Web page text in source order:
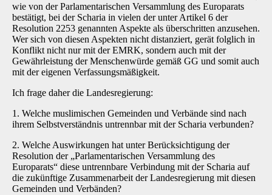
wie von der Parlamentarischen Versammlung des Europarats
bestätigt, bei der Scharia in vielen der unter Artikel 6 der
Resolution 2253 genannten Aspekte als überschritten anzusehen.
Wer sich von diesen Aspekten nicht distanziert, gerät folglich in
Konflikt nicht nur mit der EMRK, sondern auch mit der
Gewährleistung der Menschenwürde gemäß GG und somit auch
mit der eigenen Verfassungsmäßigkeit.
Ich frage daher die Landesregierung:
1. Welche muslimischen Gemeinden und Verbände sind nach
ihrem Selbstverständnis untrennbar mit der Scharia verbunden?
2. Welche Auswirkungen hat unter Berücksichtigung der
Resolution der „Parlamentarischen Versammlung des
Europarats“ diese untrennbare Verbindung mit der Scharia auf
die zukünftige Zusammenarbeit der Landesregierung mit diesen
Gemeinden und Verbänden?